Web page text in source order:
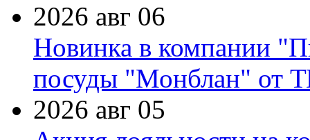
2026 авг 06
Новинка в компании
посуды "Монблан" от
2026 авг 05